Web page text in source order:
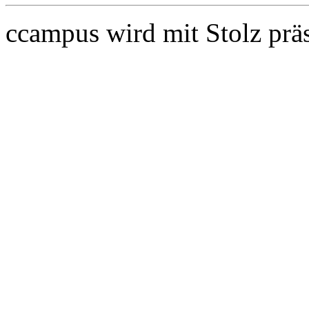
ccampus wird mit Stolz